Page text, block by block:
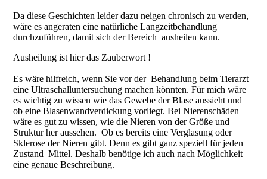
Da diese Geschichten leider dazu neigen chronisch zu werden,
wäre es angeraten eine natürliche Langzeitbehandlung
durchzuführen, damit sich der Bereich ausheilen kann.
Ausheilung ist hier das Zauberwort !
Es wäre hilfreich, wenn Sie vor der Behandlung beim Tierarzt
eine Ultraschalluntersuchung machen könnten. Für mich wäre
es wichtig zu wissen wie das Gewebe der Blase aussieht und
ob eine Blasenwandverdickung vorliegt. Bei Nierenschäden
wäre es gut zu wissen, wie die Nieren von der Größe und
Struktur her aussehen. Ob es bereits eine Verglasung oder
Sklerose der Nieren gibt. Denn es gibt ganz speziell für jeden
Zustand Mittel. Deshalb benötige ich auch nach Möglichkeit
eine genaue Beschreibung.